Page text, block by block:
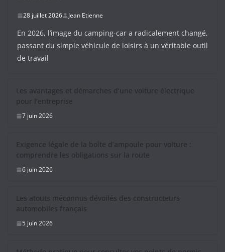
28 juillet 2026 Jean Etienne
En 2026, l’image du camping-car a radicalement changé,
passant du simple véhicule de loisirs à un véritable outil
de travail
Les avantages et démarches d’une voiture électrique
pour l’entreprise
7 juin 2026
Exigence légale de la boîte d’ampoule pour voiture :
comprendre les obligations sur la route
6 juin 2026
Les atouts méconnus dévoilés des constructeurs
automobiles français
5 juin 2026